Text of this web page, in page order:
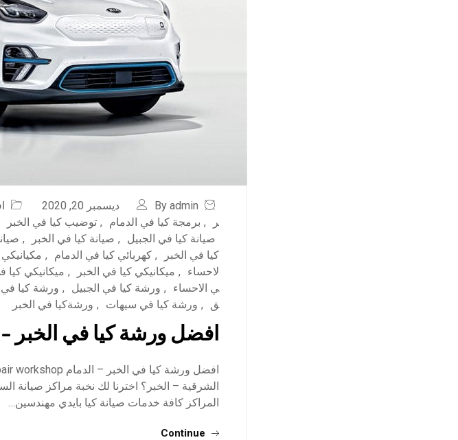
By admin ديسمبر 20, 2020
ر
, برمجة كيا في الدمام , توضيب كيا في الخبر
صيانة كيا في الجبيل
, صيانة كيا في الخبر ,
كيا في الخبر
, كهربائي كيا في الدمام ,
لاحساء
, ميكانيكي كيا في الخبر , ميكانيكي كيا
ي الاحساء
, ورشة كيا في الجبيل , ورشة كيا في
ق
, ورشة كيا في سيهات , ورشةكيا في الخبر
افضل ورشة كيا في الخبر –
الشرقية – الخبر؟ اخترنا لك نخبة مراكز صيانة
المراكز كافة خدمات صيانة كيا بايدي مهندسين…
Continue